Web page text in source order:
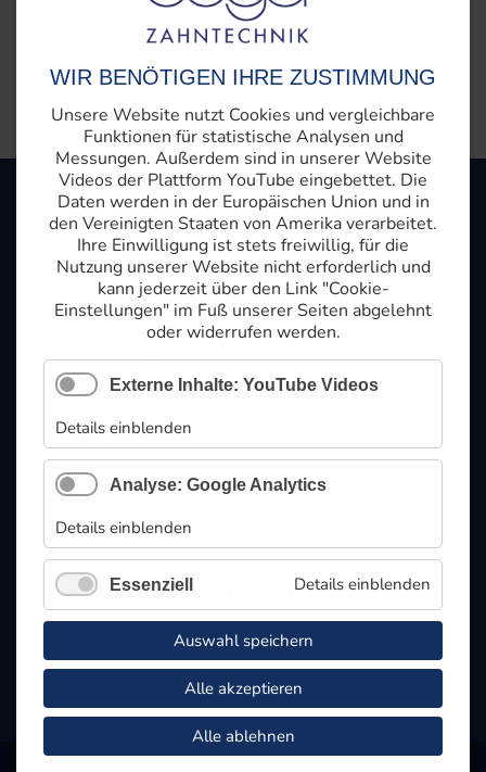
Haben Sie Fragen?
Telefon: +49 40 431141
Folgen Sie uns:
WIR BENÖTIGEN IHRE ZUSTIMMUNG
Unsere Website nutzt Cookies und vergleichbare
Funktionen für statistische Analysen und
Messungen. Außerdem sind in unserer Website
Videos der Plattform YouTube eingebettet. Die
Daten werden in der Europäischen Union und in
den Vereinigten Staaten von Amerika verarbeitet.
Ihre Einwilligung ist stets freiwillig, für die
Nutzung unserer Website nicht erforderlich und
kann jederzeit über den Link "Cookie-
Einstellungen" im Fuß unserer Seiten abgelehnt
oder widerrufen werden.
Externe Inhalte: YouTube Videos
Details einblenden
Analyse: Google Analytics
Details einblenden
Essenziell Details einblenden
Auswahl speichern
Alle akzeptieren
Alle ablehnen